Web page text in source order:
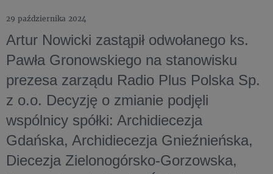
29 października 2024
Artur Nowicki zastąpił odwołanego ks.
Pawła Gronowskiego na stanowisku
prezesa zarządu Radio Plus Polska Sp.
z o.o. Decyzję o zmianie podjęli
wspólnicy spółki: Archidiecezja
Gdańska, Archidiecezja Gnieźnieńska,
Diecezja Zielonogórsko-Gorzowska,